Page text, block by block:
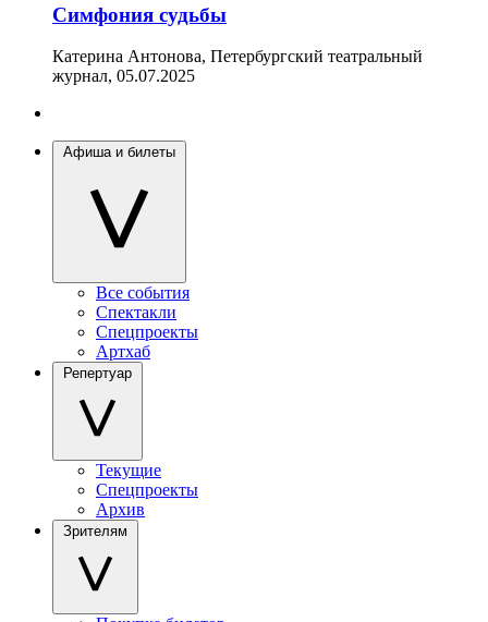
Симфония судьбы
Катерина Антонова, Петербургский театральный
журнал, 05.07.2025
Афиша и билеты
Все события
Спектакли
Спецпроекты
Артхаб
Репертуар
Текущие
Спецпроекты
Архив
Зрителям